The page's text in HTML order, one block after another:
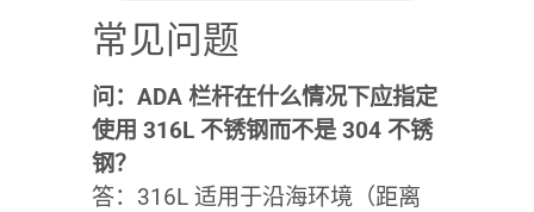
常见问题
问：ADA 栏杆在什么情况下应指定
使用 316L 不锈钢而不是 304 不锈
钢？
答：316L 适用于沿海环境（距离